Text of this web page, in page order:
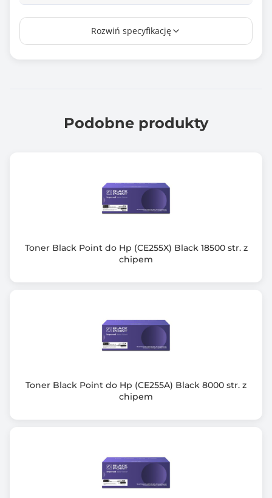
Wydajność*
Chip
HP LaserJet: m209dw, m234dw, mfp m234sdn, mfp
m234sdw
Rozwiń specyfikację
Podobne produkty
Toner Black Point do Hp (CE255X) Black 18500 str. z
chipem
Toner Black Point do Hp (CE255A) Black 8000 str. z
chipem